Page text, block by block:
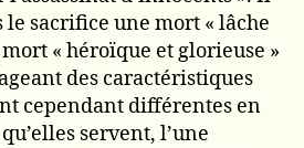
sacrifice une mort « lâche
« héroïque et glorieuse »
des caractéristiques
cependant différentes en
servent, l’une